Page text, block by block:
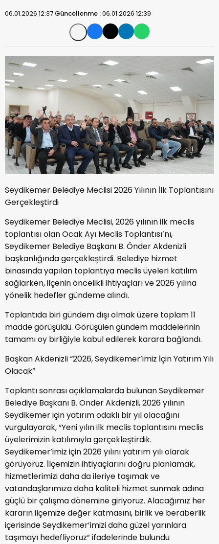
06.01.2026 12:37 Güncellenme :06.01.2026 12:39
Seydikemer Belediye Meclisi 2026 Yılının İlk Toplantısını
Gerçekleştirdi
Seydikemer Belediye Meclisi, 2026 yılının ilk meclis
toplantısı olan Ocak Ayı Meclis Toplantısı’nı,
Seydikemer Belediye Başkanı B. Önder Akdenizli
başkanlığında gerçekleştirdi. Belediye hizmet
binasında yapılan toplantıya meclis üyeleri katılım
sağlarken, ilçenin öncelikli ihtiyaçları ve 2026 yılına
yönelik hedefler gündeme alındı.
Toplantıda biri gündem dışı olmak üzere toplam 11
madde görüşüldü. Görüşülen gündem maddelerinin
tamamı oy birliğiyle kabul edilerek karara bağlandı.
Başkan Akdenizli “2026, Seydikemer’imiz İçin Yatırım Yılı
Olacak”
Toplantı sonrası açıklamalarda bulunan Seydikemer
Belediye Başkanı B. Önder Akdenizli, 2026 yılının
Seydikemer için yatırım odaklı bir yıl olacağını
vurgulayarak, “Yeni yılın ilk meclis toplantısını meclis
üyelerimizin katılımıyla gerçekleştirdik.
Seydikemer’imiz için 2026 yılını yatırım yılı olarak
görüyoruz. İlçemizin ihtiyaçlarını doğru planlamak,
hizmetlerimizi daha da ileriye taşımak ve
vatandaşlarımıza daha kaliteli hizmet sunmak adına
güçlü bir çalışma dönemine giriyoruz. Alacağımız her
kararın ilçemize değer katmasını, birlik ve beraberlik
içerisinde Seydikemer’imizi daha güzel yarınlara
taşımayı hedefliyoruz” ifadelerinde bulundu